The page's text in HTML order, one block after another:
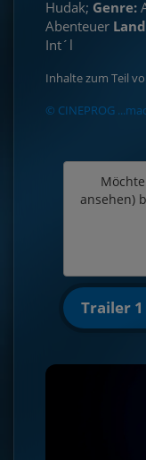
Hudak; Genre:
Abenteuer
Int´l
Inhalte zum Teil
© CINEPROG
ansehen)
Trailer 1